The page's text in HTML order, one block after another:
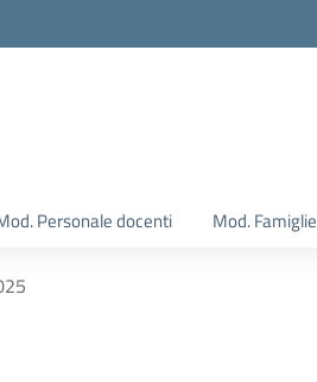
Personale docenti Mod. Famiglie